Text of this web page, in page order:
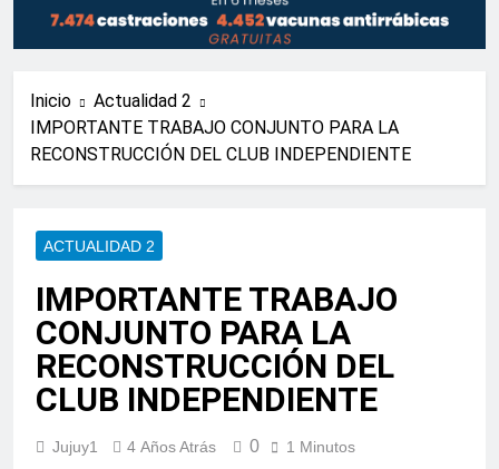
Inicio
Actualidad 2
IMPORTANTE TRABAJO CONJUNTO PARA LA
RECONSTRUCCIÓN DEL CLUB INDEPENDIENTE
ACTUALIDAD 2
IMPORTANTE TRABAJO
CONJUNTO PARA LA
RECONSTRUCCIÓN DEL
CLUB INDEPENDIENTE
Jujuy1 4 Años Atrás 0 1 Minutos